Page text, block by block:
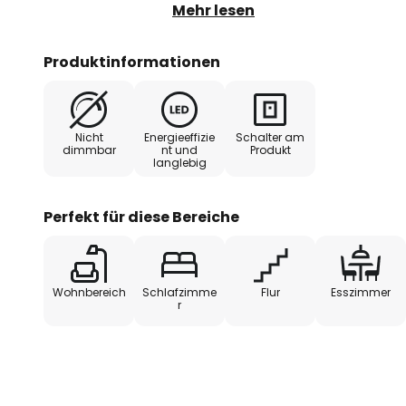
überzeugt mit einer klassischen
hervorragend Bilder aller Art in
des Lieblingskünstlers. Für mehr
befindet sich an der
Leuchte ebenfalls
Kippschalter.
Mehr lesen
Produktinformationen
Nicht
dimmbar
Energieeffizie
nt und
langlebig
Schalter am
Produkt
Perfekt für diese Bereiche
Wohnbereich
Schlafzimme
r
Flur Esszimmer